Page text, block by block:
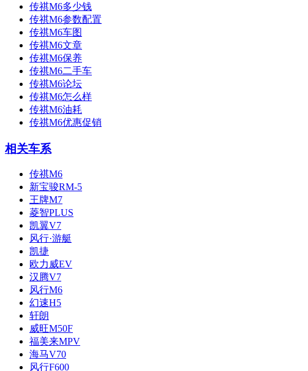
传祺M6多少钱
传祺M6参数配置
传祺M6车图
传祺M6文章
传祺M6保养
传祺M6二手车
传祺M6论坛
传祺M6怎么样
传祺M6油耗
传祺M6优惠促销
相关车系
传祺M6
新宝骏RM-5
王牌M7
菱智PLUS
凯翼V7
风行·游艇
凯捷
欧力威EV
汉腾V7
风行M6
幻速H5
轩朗
威旺M50F
福美来MPV
海马V70
风行F600